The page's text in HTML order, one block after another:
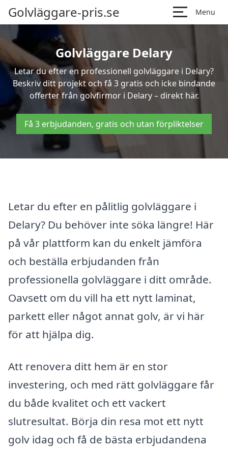
Golvläggare-pris.se Menu
Golvläggare Delary
Letar du efter en professionell golvläggare i Delary?
Beskriv ditt projekt och få 3 gratis och icke bindande
offerter från golvfirmor i Delary – direkt här.
Få 3 erbjudanden, gratis och utan förpliktelser
Letar du efter en pålitlig golvläggare i
Delary? Du behöver inte söka längre! Här
på vår plattform kan du enkelt jämföra
och beställa erbjudanden från
professionella golvläggare i ditt område.
Oavsett om du vill ha ett nytt laminat,
parkett eller något annat golv, är vi här
för att hjälpa dig.
Att renovera ditt hem är en stor
investering, och med rätt golvläggare får
du både kvalitet och ett vackert
slutresultat. Börja din resa mot ett nytt
golv idag och få de bästa erbjudandena